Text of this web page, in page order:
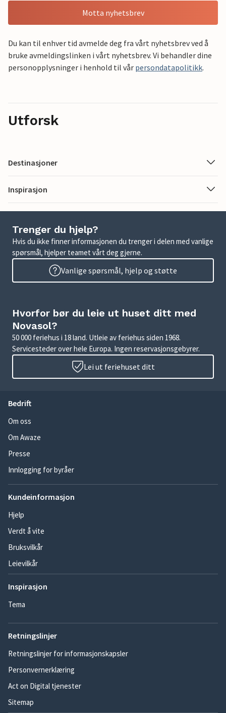
Motta nyhetsbrev
Du kan til enhver tid avmelde deg fra vårt nyhetsbrev ved å
bruke avmeldingslinken i vårt nyhetsbrev. Vi behandler dine
personopplysninger i henhold til vår persondatapolitikk.
Utforsk
Destinasjoner
Inspirasjon
Trenger du hjelp?
Hvis du ikke finner informasjonen du trenger i delen med vanlige
spørsmål, hjelper teamet vårt deg gjerne.
Vanlige spørsmål, hjelp og støtte
Hvorfor bør du leie ut huset ditt med
Novasol?
50 000 feriehus i 18 land. Utleie av feriehus siden 1968.
Servicesteder over hele Europa. Ingen reservasjonsgebyrer.
Lei ut feriehuset ditt
Bedrift
Om oss
Om Awaze
Presse
Innlogging for byråer
Kundeinformasjon
Hjelp
Verdt å vite
Bruksvilkår
Leievilkår
Inspirasjon
Tema
Retningslinjer
Retningslinjer for informasjonskapsler
Personvernerklæring
Act on Digital tjenester
Sitemap